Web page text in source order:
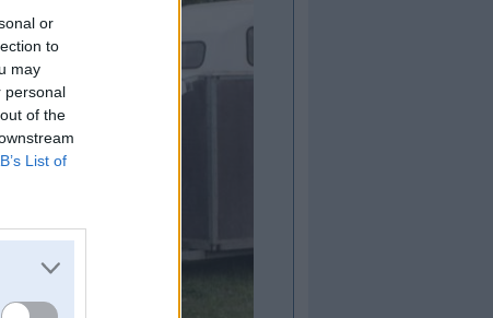
or
to
may
personal
of the
List of